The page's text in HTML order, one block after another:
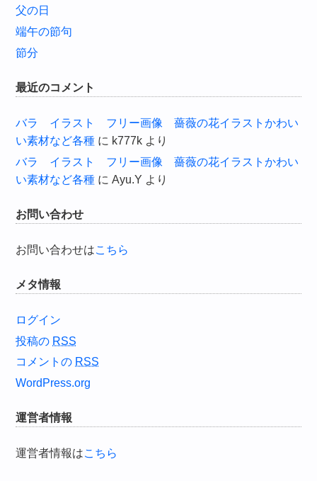
父の日
端午の節句
節分
最近のコメント
バラ イラスト フリー画像 薔薇の花イラストかわい
い素材など各種 に k777k より
バラ イラスト フリー画像 薔薇の花イラストかわい
い素材など各種 にAyu.Y より
お問い合わせ
お問い合わせはこちら
メタ情報
ログイン
投稿の RSS
コメントの RSS
WordPress.org
運営者情報
運営者情報はこちら